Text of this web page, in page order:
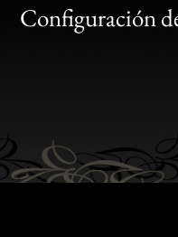
Configuración